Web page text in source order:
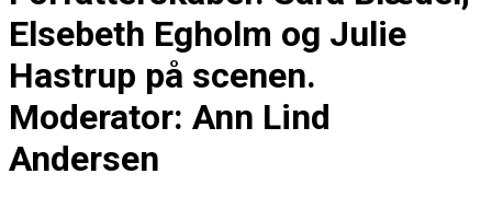
Elsebeth Egholm og Julie
Hastrup på scenen.
Moderator: Ann Lind
Andersen